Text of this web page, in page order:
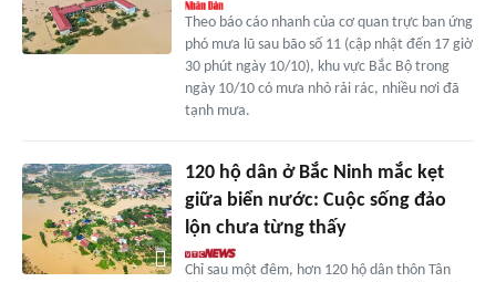
Theo báo cáo nhanh của cơ quan trực ban ứng
phó mưa lũ sau bão số 11 (cập nhật đến 17 giờ
30 phút ngày 10/10), khu vực Bắc Bộ trong
ngày 10/10 có mưa nhỏ rải rác, nhiều nơi đã
tạnh mưa.
120 hộ dân ở Bắc Ninh mắc kẹt
giữa biển nước: Cuộc sống đảo
lộn chưa từng thấy
Chỉ sau một đêm, hơn 120 hộ dân thôn Tân